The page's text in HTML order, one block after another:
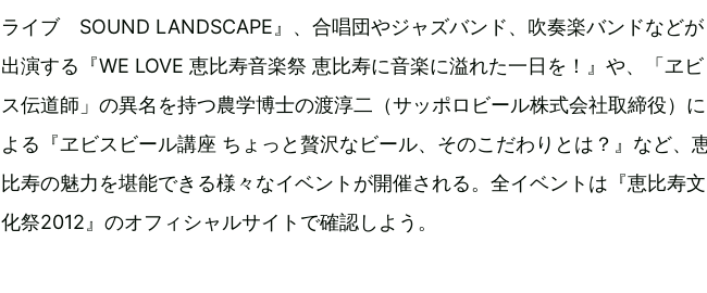
ライブ SOUND LANDSCAPE』、合唱団やジャズバンド、吹奏楽バンドなどが
出演する『WE LOVE 恵比寿音楽祭 恵比寿に音楽に溢れた一日を！』や、「ヱビ
ス伝道師」の異名を持つ農学博士の渡淳二（サッポロビール株式会社取締役）に
よる『ヱビスビール講座 ちょっと贅沢なビール、そのこだわりとは？』など、
比寿の魅力を堪能できる様々なイベントが開催される。全イベントは『恵比寿文
化祭2012』のオフィシャルサイトで確認しよう。